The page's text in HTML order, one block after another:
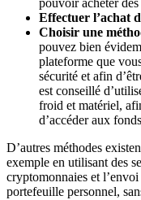
pouvoir acheter des
Effectuer l’achat
Choisir une
pouvez bien
plateforme que
sécurité et afin
est conseillé
froid et matériel,
d’accéder aux
D’autres méthodes
exemple en utilisant des
cryptomonnaies et
portefeuille personnel,